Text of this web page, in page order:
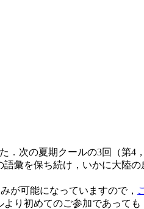
次の夏期クールの3回（第4
彙を保ち続け，いかに大陸
が可能になっていますので，
り初めてのご参加であっても